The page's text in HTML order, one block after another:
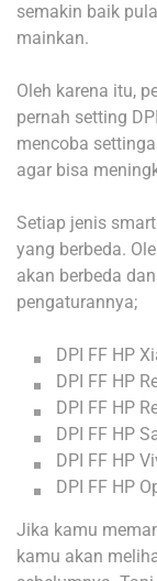
semakin baik
mainkan.
Oleh karena itu,
pernah setting
mencoba
agar bisa
Setiap jenis
yang berbeda.
akan berbeda
pengaturannya;
DPI FF HP
DPI FF HP
DPI FF HP
DPI FF HP
DPI FF HP
DPI FF HP
Jika kamu
kamu akan